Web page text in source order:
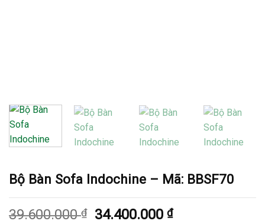
Bộ Bàn Sofa Indochine – Mã: BBSF70
39.600.000₫
Giá
34.400.000₫Giá